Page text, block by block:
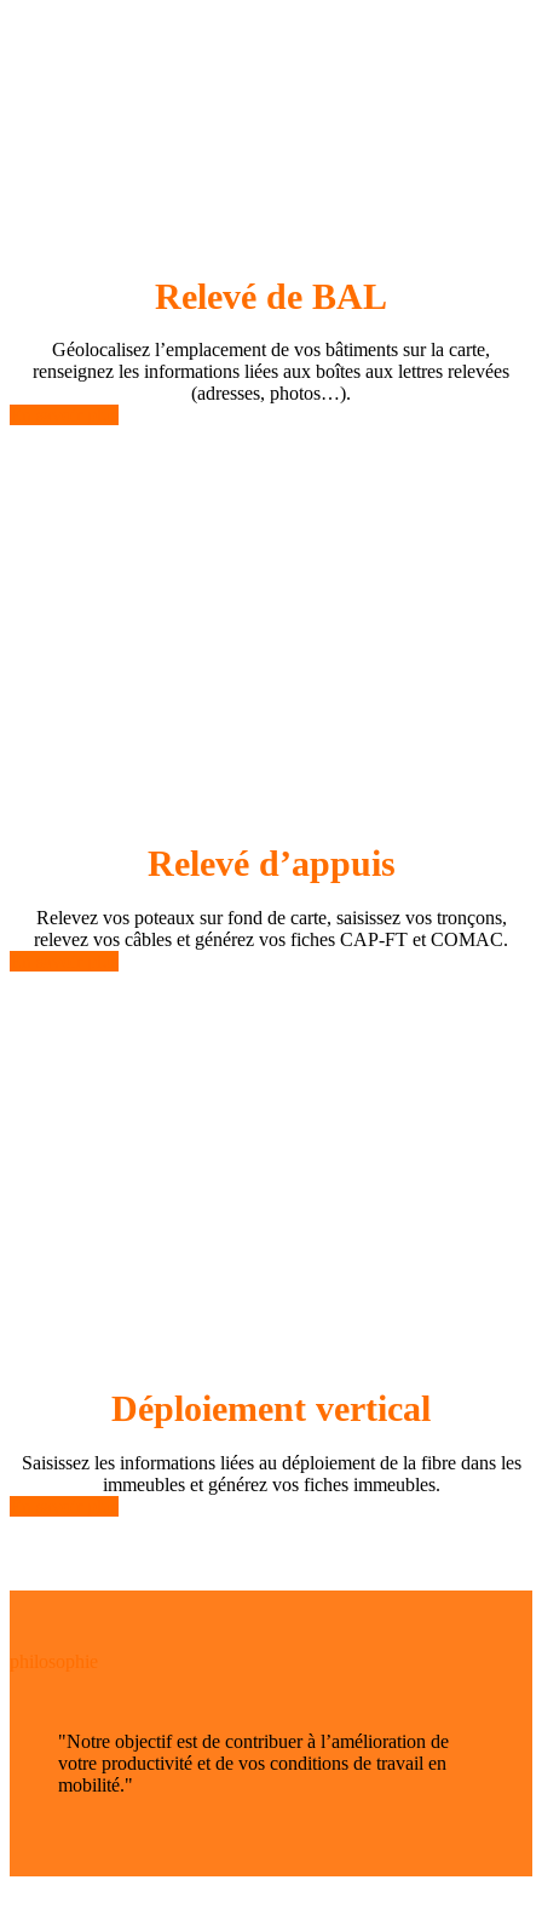
Relevé de BAL
Géolocalisez l’emplacement de vos bâtiments sur la carte,
renseignez les informations liées aux boîtes aux lettres relevées
(adresses, photos…).
Relevé d’appuis
Relevez vos poteaux sur fond de carte, saisissez vos tronçons,
relevez vos câbles et générez vos fiches CAP-FT et COMAC.
Déploiement vertical
Saisissez les informations liées au déploiement de la fibre dans les
immeubles et générez vos fiches immeubles.
philosophie
"Notre objectif est de contribuer à l’amélioration de
votre productivité et de vos conditions de travail en
mobilité."